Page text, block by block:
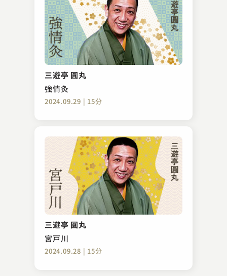
三遊亭 圓丸
強情灸
2024.09.29 | 15分
三遊亭 圓丸
宮戸川
2024.09.28 | 15分
神田 阿久鯉
天保六花撰 丸利の強請
2023.12.13 | 16分
古今亭 文菊
浮世床 ―本―
2023.09.17 | 15分